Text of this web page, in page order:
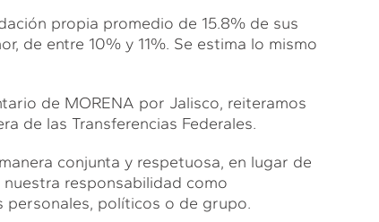
propia promedio de 15.8% de sus
de entre 10% y 11%. Se estima lo mismo
de MORENA por Jalisco, reiteramos
de las Transferencias Federales.
conjunta y respetuosa, en lugar de
responsabilidad como
personales, políticos o de grupo.